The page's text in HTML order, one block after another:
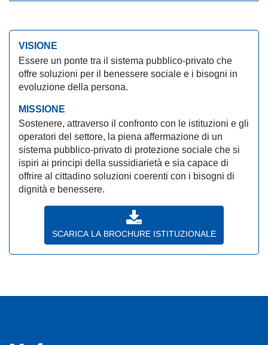
VISIONE
Essere un ponte tra il sistema pubblico-privato che
offre soluzioni per il benessere sociale e i bisogni in
evoluzione della persona.
MISSIONE
Sostenere, attraverso il confronto con le istituzioni e gli
operatori del settore, la piena affermazione di un
sistema pubblico-privato di protezione sociale che si
ispiri ai principi della sussidiarietà e sia capace di
offrire al cittadino soluzioni coerenti con i bisogni di
dignità e benessere.
SCARICA LA BROCHURE ISTITUZIONALE